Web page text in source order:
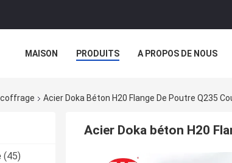
MAISON PRODUITS A PROPOS DE NOUS
Acier Doka Béton H20 Flange De Poutre Q235
(45)
Acier Doka béton H20